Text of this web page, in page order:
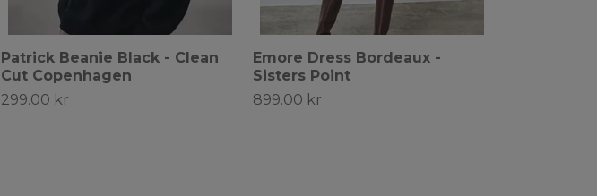
Patrick Beanie Black - Clean
Cut Copenhagen
299.00 kr
Emore Dress Bordeaux -
Sisters Point
899.00 kr